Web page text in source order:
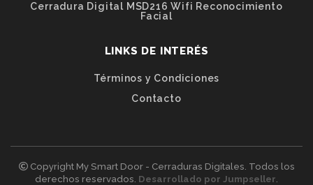
Cerradura Digital MSD216 Wifi Reconocimiento
Facial
LINKS DE INTERÉS
Términos y Condiciones
Contacto
Copyright My Smart Door - Cerraduras Digitales. Todos los
derechos reservados. Desarrollado por Jumpseller.